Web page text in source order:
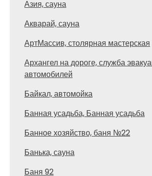
Азия, сауна
Акварай, сауна
АртМассив, столярная мастерская
Архангел на дороге, служба
автомобилей
Байкал, автомойка
Банная усадьба, Банная усадьба
Банное хозяйство, баня №22
Банька, сауна
Баня 92